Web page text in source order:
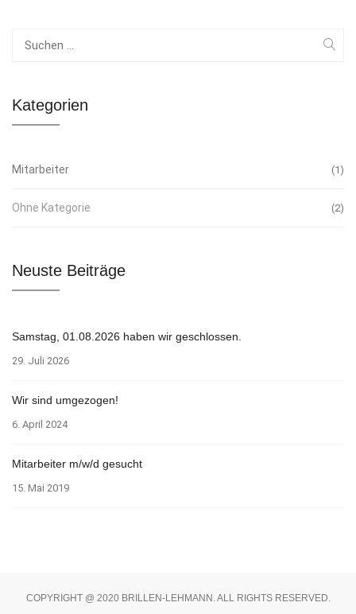
Kategorien
Mitarbeiter 1
Ohne Kategorie 2
Neuste Beiträge
Samstag, 01.08.2026 haben wir geschlossen.
29. Juli 2026
Wir sind umgezogen!
6. April 2024
Mitarbeiter m/w/d gesucht
15. Mai 2019
COPYRIGHT @ 2020 BRILLEN-LEHMANN. ALL RIGHTS RESERVED.